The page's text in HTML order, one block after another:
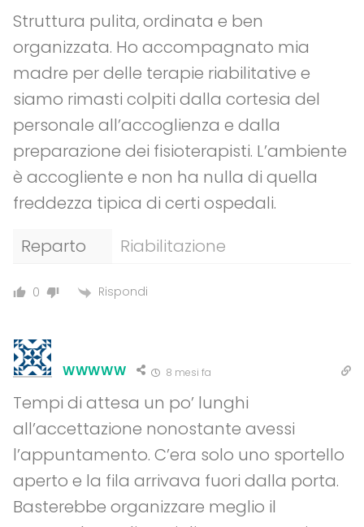
Struttura pulita, ordinata e ben
organizzata. Ho accompagnato mia
madre per delle terapie riabilitative e
siamo rimasti colpiti dalla cortesia del
personale all’accoglienza e dalla
preparazione dei fisioterapisti. L’ambiente
è accogliente e non ha nulla di quella
freddezza tipica di certi ospedali.
Reparto
Riabilitazione
0 Rispondi
WWWWW 8 mesi fa
Tempi di attesa un po’ lunghi
all’accettazione nonostante avessi
l’appuntamento. C’era solo uno sportello
aperto e la fila arrivava fuori dalla porta.
Basterebbe organizzare meglio il